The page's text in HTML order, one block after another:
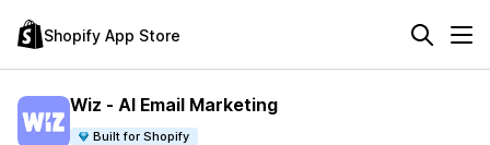
Shopify App Store
Wiz ‑ AI Email Marketing
Built for Shopify